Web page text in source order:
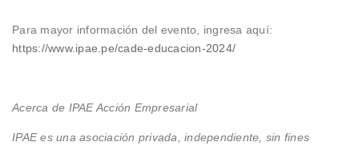
Para mayor información del evento, ingresa aquí:
https://www.ipae.pe/cade-educacion-2024/
Acerca de IPAE Acción Empresarial
IPAE es una asociación privada, independiente, sin fines